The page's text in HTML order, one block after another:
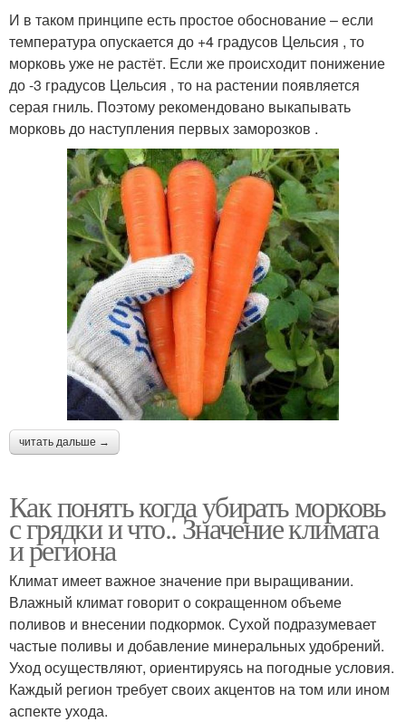
И в таком принципе есть простое обоснование – если
температура опускается до +4 градусов Цельсия , то
морковь уже не растёт. Если же происходит понижение
до -3 градусов Цельсия , то на растении появляется
серая гниль. Поэтому рекомендовано выкапывать
морковь до наступления первых заморозков .
читать дальше →
Как понять когда убирать морковь
с грядки и что.. Значение климата
и региона
Климат имеет важное значение при выращивании.
Влажный климат говорит о сокращенном объеме
поливов и внесении подкормок. Сухой подразумевает
частые поливы и добавление минеральных удобрений.
Уход осуществляют, ориентируясь на погодные условия.
Каждый регион требует своих акцентов на том или ином
аспекте ухода.